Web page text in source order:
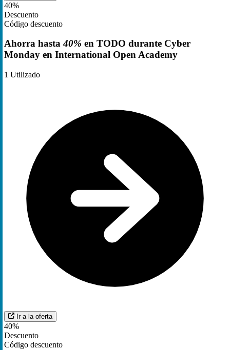
40%
Descuento
Código descuento
Ahorra hasta40% en TODO durante Cyber
Monday en International Open Academy
1 Utilizado
Ir a la oferta
40%
Descuento
Código descuento